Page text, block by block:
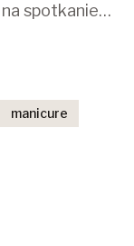
na spotkanie…
manicure